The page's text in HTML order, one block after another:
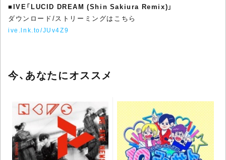
■IVE「LUCID DREAM (Shin Sakiura Remix)」
ダウンロード/ストリーミングはこちら
ive.lnk.to/JUv4Z9
今、あなたにオススメ